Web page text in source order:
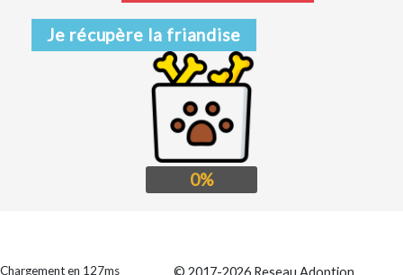
Je récupère la friandise
0%
Chargement en 127ms